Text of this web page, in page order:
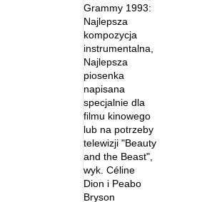
Grammy 1993:
Najlepsza
kompozycja
instrumentalna,
Najlepsza
piosenka
napisana
specjalnie dla
filmu kinowego
lub na potrzeby
telewizji "Beauty
and the Beast",
wyk. Céline
Dion i Peabo
Bryson